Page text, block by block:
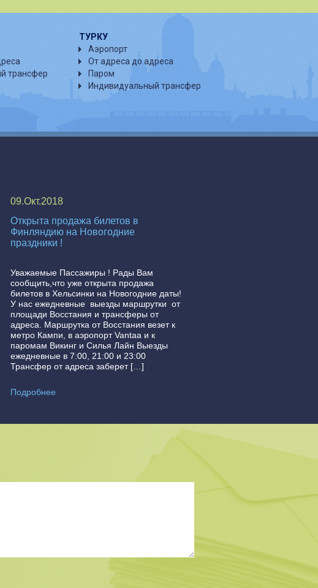
трансфер
ТУРКУ
Аэропорт
От адреса до адреса
Паром
Индивидуальный трансфер
09.Окт.2018
Открыта продажа билетов в
Финляндию на Новогодние
праздники !
Уважаемые Пассажиры ! Рады Вам
сообщить,что уже открыта продажа
билетов в Хельсинки на Новогодние даты!
У нас ежедневные выезды маршрутки от
площади Восстания и трансферы от
адреса. Маршрутка от Восстания везет к
метро Кампи, в аэропорт Vantaa и к
паромам Викинг и Силья Лайн Выезды
ежедневные в 7:00, 21:00 и 23:00
Трансфер от адреса заберет […]
Подробнее